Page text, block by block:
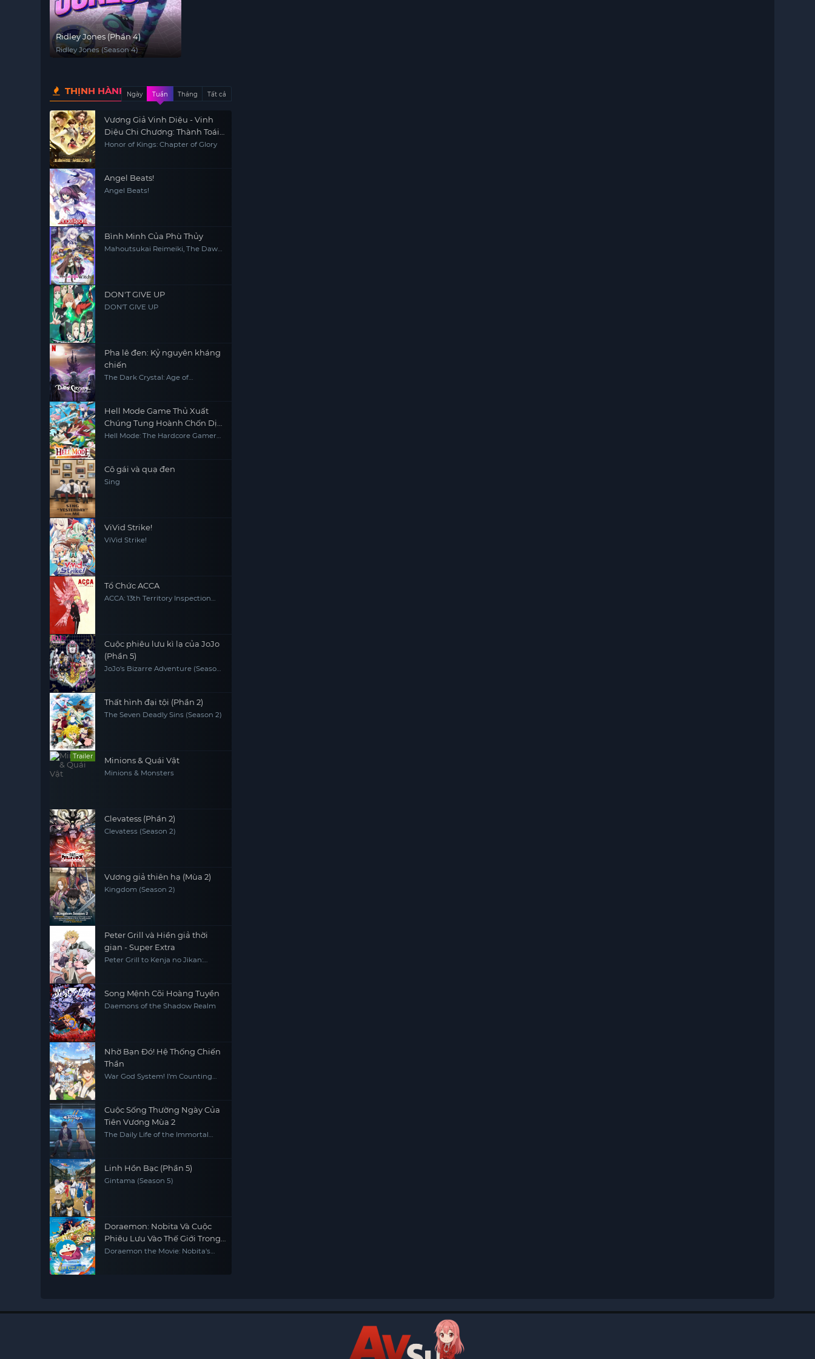
Ridley Jones (Phần 4)
Ridley Jones (Season 4)
THỊNH HÀNHNgày Tuần Tháng Tất cả
Vương Giả Vinh Diệu - Vinh
Diệu Chi Chương: Thành Toái
Nguyệt
Honor of Kings: Chapter of Glory
Angel Beats!
Angel Beats!
Bình Minh Của Phù Thủy
Mahoutsukai Reimeiki, The Dawn
DON'T GIVE UP
DON'T GIVE UP
Pha lê đen: Kỷ nguyên kháng
chiến
The Dark Crystal: Age of
Hell Mode Game Thủ Xuất
Chúng Tung Hoành Chốn Dị
Giới Hỗn Nguyên
Hell Mode: The Hardcore Gamer
Cô gái và quạ đen
Sing
ViVid Strike!
ViVid Strike!
Tổ Chức ACCA
ACCA: 13th Territory Inspection
Cuộc phiêu lưu kì lạ của JoJo
(Phần 5)
JoJo's Bizarre Adventure (Season
Thất hình đại tội (Phần 2)
The Seven Deadly Sins (Season 2)
Trailer Minions & Quái Vật
Minions & Monsters
Clevatess (Phần 2)
Clevatess (Season 2)
Vương giả thiên hạ (Mùa 2)
Kingdom (Season 2)
Peter Grill và Hiền giả thời
gian - Super Extra
Peter Grill to Kenja no Jikan:
Song Mệnh Cõi Hoàng Tuyền
Daemons of the Shadow Realm
Nhờ Bạn Đó! Hệ Thống Chiến
Thần
War God System! I’m Counting
Cuộc Sống Thường Ngày Của
Tiên Vương Mùa 2
The Daily Life of the Immortal
Linh Hồn Bạc (Phần 5)
Gintama (Season 5)
Doraemon: Nobita Và Cuộc
Phiêu Lưu Vào Thế Giới Trong
Tranh
Doraemon the Movie: Nobita's